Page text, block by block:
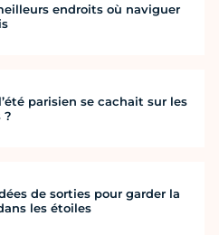
endroits où naviguer
parisien se cachait sur les
?
de sorties pour garder la
les étoiles